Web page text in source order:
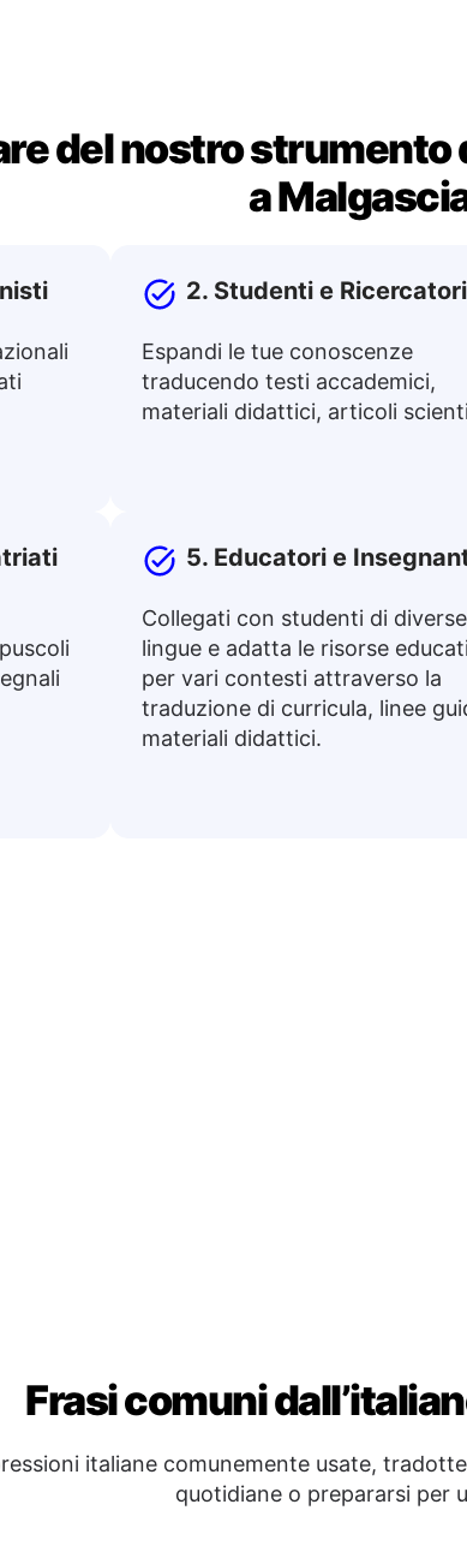
del nostro
a
2. Studenti e Ricercatori
Espandi le tue conoscenze
traducendo testi accademici,
materiali didattici, articoli
5. Educatori e
Collegati con studenti di diverse
lingue e adatta le risorse
per vari contesti attraverso la
traduzione di curricula, linee
materiali didattici.
ahy ve ianao?